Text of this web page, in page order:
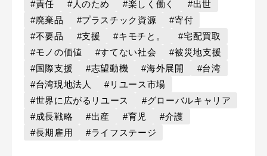
#責任
#人のため #楽しく働く
#出世
#廃棄品
#プラスチック資源
#寄付
#不要品
#支援 #キモチと。
#宅配買取
#モノの価値
#すてない社会
#被災地支援
#国際支援
#志望動機 #海外展開
#台湾
#台湾現地法人
#リユース市場
#世界に広がるリユース
#グローバルキャリア
#成長戦略
#出産 #育児
#介護
#長期雇用
#ライフステージ